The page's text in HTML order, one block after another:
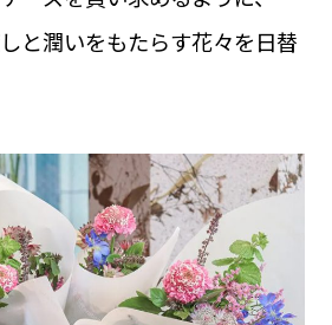
と潤いをもたらす花々を日替